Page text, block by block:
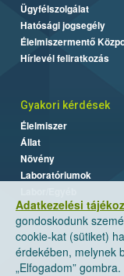
Adatkezelési
gondoskodunk
cookie-kat (sütiket)
érdekében, melynek
„Elfogadom” gombra.
Ügyfélszolgálat
Hatósági jogsegély
Élelmiszermentő
Hírlevél feliratkozás
Gyakori kérdések
Élelmiszer
Állat
Növény
Laboratóriumok